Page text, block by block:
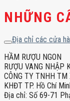
NHỮNG
Địa chỉ các cửa
HẦM RƯỢU NGON
RƯỢU VANG NHẬP
CÔNG TY TNHH
KHĐT TP. Hồ Chí
Địa chỉ: Số 69-71